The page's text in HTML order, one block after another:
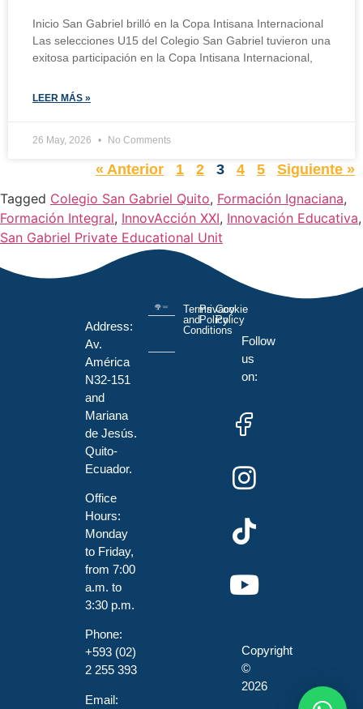
Inicio San Gabriel brilló en la Copa Intisana Internacional
Las selecciones U15 del Colegio San Gabriel tuvieron una
exitosa participación en la Copa Intisana Internacional,
LEER MÁS »
26 May, 2026 No Comments
« Anterior 1 2 3 4 5
Siguiente »
Tagged Colegio San Gabriel Quito, Formación Ignaciana,
Formación Integral, InnovAcción XXI, Innovación Educativa,
San Gabriel Private Educational Unit
Address:
Av.
América
N32-151
and
Mariana
de Jesús.
Quito-
Ecuador.
Office
Hours:
Monday
to Friday,
from 7:00
a.m. to
3:30 p.m.
Phone:
+593 (02)
2 255 393
Email:
Terms
and
Conditions
Privacy
Policy
Cookie
Policy
Follow
us
on:
Copyright
©
2026